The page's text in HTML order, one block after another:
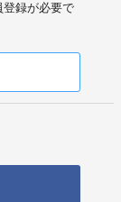
登録が必要で